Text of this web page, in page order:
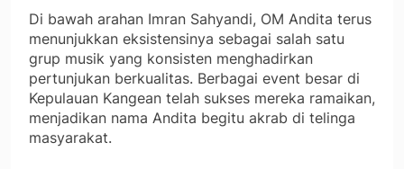
Di bawah arahan Imran Sahyandi, OM Andita terus
menunjukkan eksistensinya sebagai salah satu
grup musik yang konsisten menghadirkan
pertunjukan berkualitas. Berbagai event besar di
Kepulauan Kangean telah sukses mereka ramaikan,
menjadikan nama Andita begitu akrab di telinga
masyarakat.